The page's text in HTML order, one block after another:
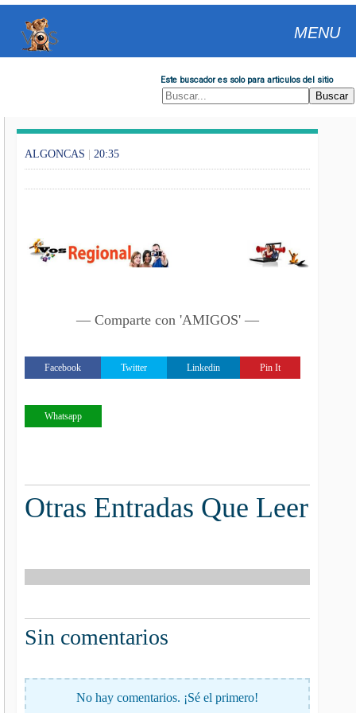
MENU
Este buscador es solo para articulos del sitio
ALGONCAS | 20:35
— Comparte con 'AMIGOS' —
Facebook Twitter Linkedin Pin It
Whatsapp
Otras Entradas Que Leer
Sin comentarios
No hay comentarios. ¡Sé el primero!